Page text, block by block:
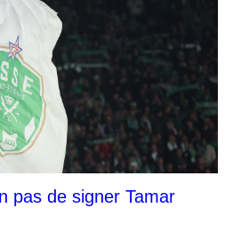
pas de signer Tamar